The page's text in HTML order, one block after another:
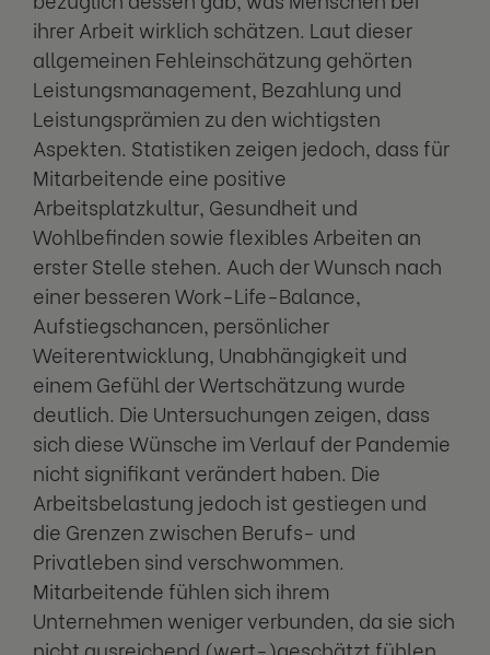
ihrer Arbeit wirklich schätzen. Laut dieser
allgemeinen Fehleinschätzung gehörten
Leistungsmanagement, Bezahlung und
Leistungsprämien zu den wichtigsten
Aspekten. Statistiken zeigen jedoch, dass für
Mitarbeitende eine positive
Arbeitsplatzkultur, Gesundheit und
Wohlbefinden sowie flexibles Arbeiten an
erster Stelle stehen. Auch der Wunsch nach
einer besseren Work-Life-Balance,
Aufstiegschancen, persönlicher
Weiterentwicklung, Unabhängigkeit und
einem Gefühl der Wertschätzung wurde
deutlich. Die Untersuchungen zeigen, dass
sich diese Wünsche im Verlauf der Pandemie
nicht signifikant verändert haben. Die
Arbeitsbelastung jedoch ist gestiegen und
die Grenzen zwischen Berufs- und
Privatleben sind verschwommen.
Mitarbeitende fühlen sich ihrem
Unternehmen weniger verbunden, da sie sich
nicht ausreichend (wert-)geschätzt fühlen.